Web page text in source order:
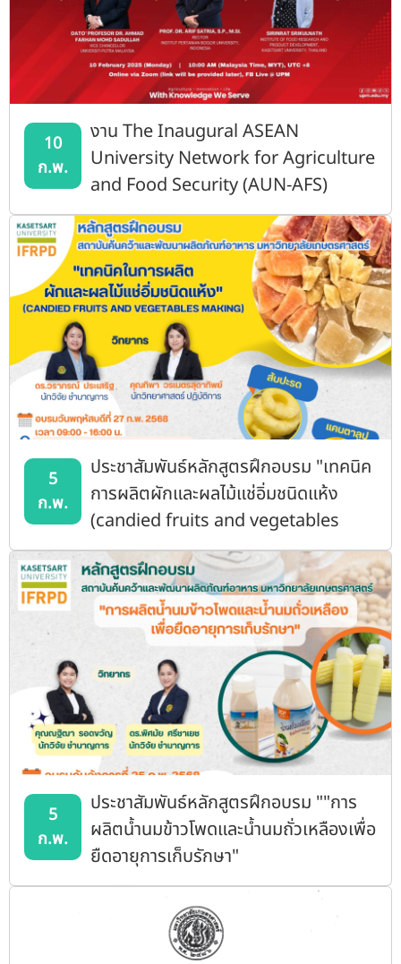
10
ก.พ.
งาน The Inaugural ASEAN
University Network for Agriculture
and Food Security (AUN-AFS)
Webinar Series organized by
Universiti Putra Malaysia (UPM) in
collaboration with the Aun
Secretariat! Key topics in
agriculture and food security.
5
ก.พ.
ประชาสัมพันธ์หลักสูตรฝึกอบรม "เทคนิค
การผลิตผักและผลไม้แช่อิ่มชนิดแห้ง
(candied fruits and vegetables
making) (มะละกอ ฟักเขียว แคนตาลูป
สับปะรด)"
5
ก.พ.
ประชาสัมพันธ์หลักสูตรฝึกอบรม ""การ
ผลิตน้ำนมข้าวโพดและน้ำนมถั่วเหลืองเพื่อ
ยืดอายุการเก็บรักษา"